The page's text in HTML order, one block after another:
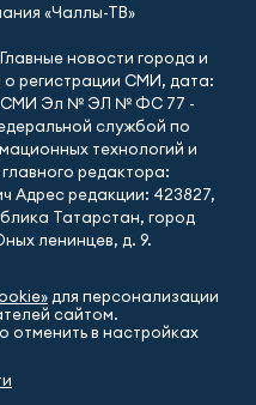
«Чаллы-ТВ»
новости города и
регистрации СМИ, дата:
СМИ Эл № ЭЛ № ФС 77 -
службой по
технологий и
редактора:
Адрес редакции: 423827,
Татарстан, город
ленинцев, д. 9.
для персонализации
сайтом.
отменить в настройках